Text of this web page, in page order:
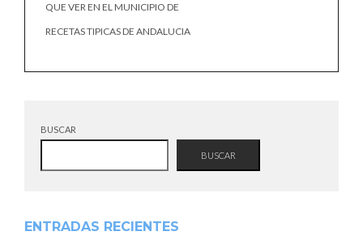
QUE VER EN EL MUNICIPIO DE
RECETAS TIPICAS DE ANDALUCIA
BUSCAR
BUSCAR
ENTRADAS RECIENTES